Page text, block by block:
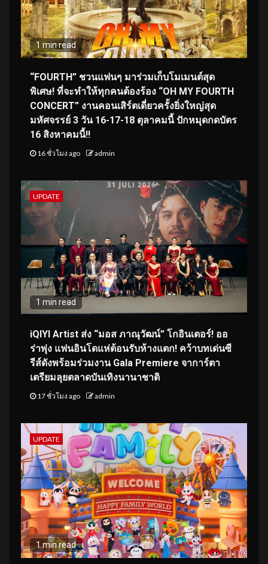
1 min read
“FOURTH” ชวนแฟนๆ มาร่วมเก็บโมเมนต์สุด
พิเศษ! ที่จะทำให้ทุกคนต้องร้อง “OH MY FOURTH
CONCERT” งานคอนเสิร์ตเดี่ยวครั้งยิ่งใหญ่สุด
มหัศจรรย์ 3 วัน 16-17-18 ตุลาคมนี้ ปักหมุดกดบัตร
16 สิงหาคมนี้!!
16 ชั่วโมง ago admin
UPDATE
1 min read
iQIYI Artist ส่ง “มอส ภาณุวัฒน์” โกอินเตอร์! ออ
ร่าพุ่ง แฟนอินโดแห่ต้อนรับห้างแตก! คว้าบทเด่นซี
รีส์ดังพร้อมร่วมงาน Gala Premiere จาการ์ตา
เตรียมลุยตลาดบันเทิงนานาชาติ
17 ชั่วโมง ago admin
UPDATE
1 min read